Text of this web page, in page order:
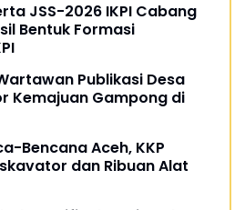
JSS-2026 IKPI Cabang
Bentuk Formasi
Publikasi Desa
Kemajuan Gampong di
Bencana Aceh, KKP
dan Ribuan Alat